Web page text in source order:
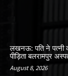
लखनऊ: पति ने पत्नी
पीड़िता बलरामपुर
August 8, 2026